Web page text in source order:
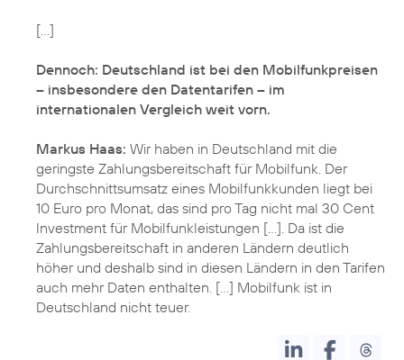
[...]
Dennoch: Deutschland ist bei den Mobilfunkpreisen
– insbesondere den Datentarifen – im
internationalen Vergleich weit vorn.
Markus Haas: Wir haben in Deutschland mit die
geringste Zahlungsbereitschaft für Mobilfunk. Der
Durchschnittsumsatz eines Mobilfunkkunden liegt bei
10 Euro pro Monat, das sind pro Tag nicht mal 30 Cent
Investment für Mobilfunkleistungen [...]. Da ist die
Zahlungsbereitschaft in anderen Ländern deutlich
höher und deshalb sind in diesen Ländern in den Tarifen
auch mehr Daten enthalten. [...] Mobilfunk ist in